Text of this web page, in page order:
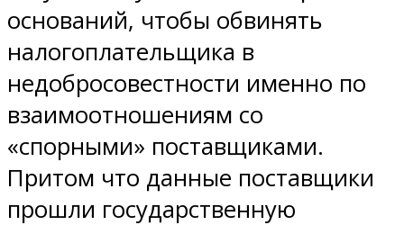
оснований, чтобы обвинять
налогоплательщика в
недобросовестности именно по
взаимоотношениям со
«спорными» поставщиками.
Притом что данные поставщики
прошли государственную